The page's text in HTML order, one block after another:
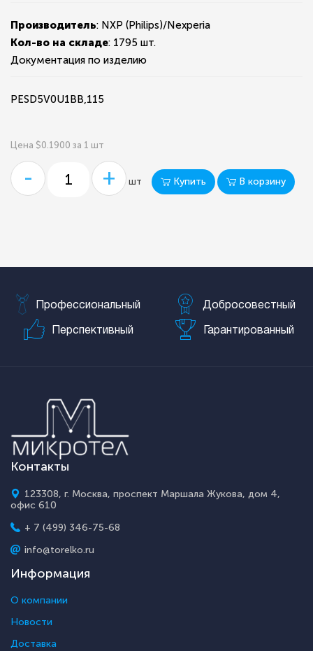
Производитель: NXP (Philips)/Nexperia
Кол-во на складе: 1795 шт.
Документация по изделию
PESD5V0U1BB,115
Цена $0.1900 за 1 шт
- + шт Купить В корзину
Профессиональный Добросовестный
Перспективный Гарантированный
Контакты
123308, г. Москва, проспект Маршала Жукова, дом 4,
офис 610
+ 7 (499) 346-75-68
info@torelko.ru
Информация
О компании
Новости
Доставка